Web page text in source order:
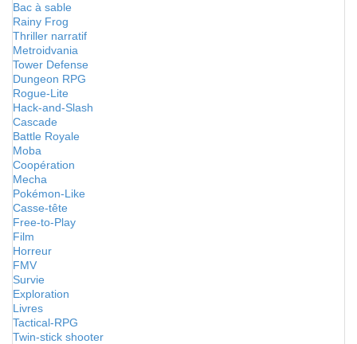
Bac à sable
Rainy Frog
Thriller narratif
Metroidvania
Tower Defense
Dungeon RPG
Rogue-Lite
Hack-and-Slash
Cascade
Battle Royale
Moba
Coopération
Mecha
Pokémon-Like
Casse-tête
Free-to-Play
Film
Horreur
FMV
Survie
Exploration
Livres
Tactical-RPG
Twin-stick shooter